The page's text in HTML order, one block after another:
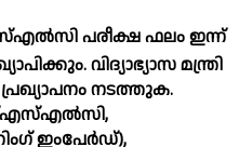
പരീക്ഷ ഫലം ഇന്ന്
വിദ്യാഭ്യാസ മന്ത്രി
നടത്തുക.
ഇംപേര്‍ഡ്),